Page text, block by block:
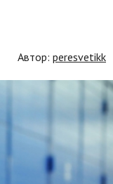
Автор: peresvetikk